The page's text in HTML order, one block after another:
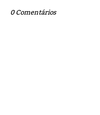
0 Comentários